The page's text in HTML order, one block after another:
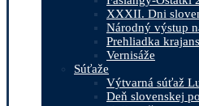
XXXII. Dni
Národný výstup
Prehliadka
Vernisáže
Súťaže
Výtvarná súťaž
Deň slovenskej